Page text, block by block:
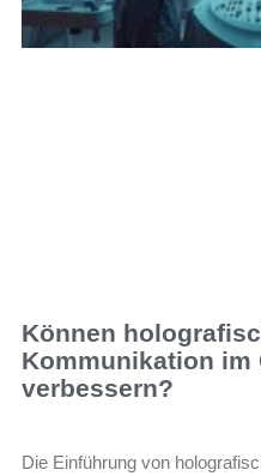
Können
Kommunikation im
verbessern?
Die Einführung von